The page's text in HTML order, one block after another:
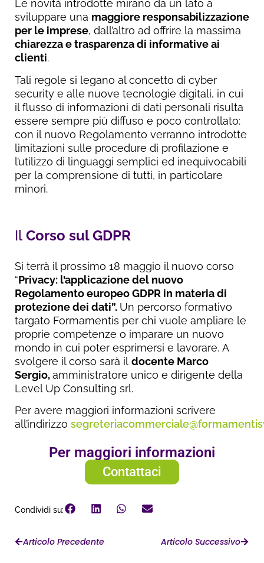
Le novità introdotte mirano da un lato a
sviluppare una maggiore responsabilizzazione
per le imprese, dall’altro ad offrire la massima
chiarezza e trasparenza di informative ai
clienti.
Tali regole si legano al concetto di cyber
security e alle nuove tecnologie digitali, in cui
il flusso di informazioni di dati personali risulta
essere sempre più diffuso e poco controllato:
con il nuovo Regolamento verranno introdotte
limitazioni sulle procedure di profilazione e
l’utilizzo di linguaggi semplici ed inequivocabili
per la comprensione di tutti, in particolare
minori.
Il Corso sul GDPR
Si terrà il prossimo 18 maggio il nuovo corso
“Privacy: l’applicazione del nuovo
Regolamento europeo GDPR in materia di
protezione dei dati”. Un percorso formativo
targato Formamentis per chi vuole ampliare le
proprie competenze o imparare un nuovo
mondo in cui poter esprimersi e lavorare. A
svolgere il corso sarà il docente Marco
Sergio,amministratore unico e dirigente della
Level Up Consulting srl.
Per avere maggiori informazioni scrivere
all’indirizzo
Per maggiori informazioni
Contattaci
Condividi su:
Articolo Precedente Articolo Successivo